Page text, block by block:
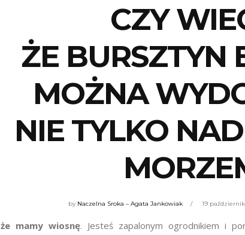
CZY
ŻE BURSZTYN
MOŻNA
NIE TYLKO
by Naczelna Sroka – Agata Jankowiak 19
że mamy wiosnę. Jesteś zapalonym ogrodnikiem i